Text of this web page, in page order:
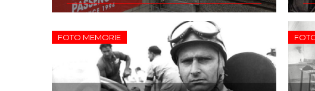
FOTO MEMORIE